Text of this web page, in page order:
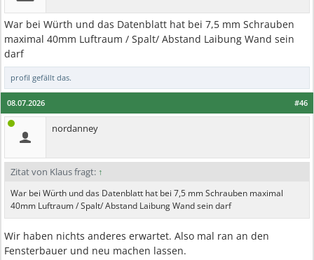
War bei Würth und das Datenblatt hat bei 7,5 mm Schrauben
maximal 40mm Luftraum / Spalt/ Abstand Laibung Wand sein
darf
profil gefällt das.
#46
08.07.2026
nordanney
Zitat von Klaus fragt: ↑
War bei Würth und das Datenblatt hat bei 7,5 mm Schrauben maximal
40mm Luftraum / Spalt/ Abstand Laibung Wand sein darf
Wir haben nichts anderes erwartet. Also mal ran an den
Fensterbauer und neu machen lassen.